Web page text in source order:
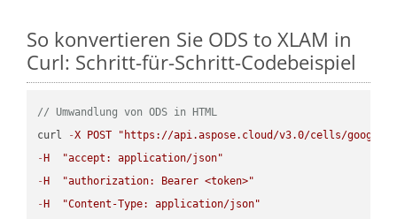
So konvertieren Sie ODS to XLAM in
Curl: Schritt-für-Schritt-Codebeispiel
// Umwandlung von ODS in HTML
curl
-X POST
"https://api.aspose.cloud/v3.0/cells/
- H
"accept: application/json"
- H
"authorization: Bearer <token>"
- H
"Content-Type: application/json"